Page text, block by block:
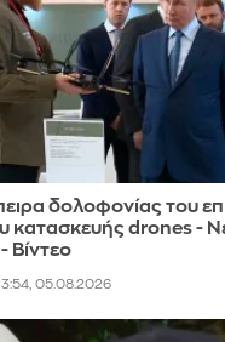
δολοφονίας του
κατασκευής drones -
Βίντεο
05.08.2026